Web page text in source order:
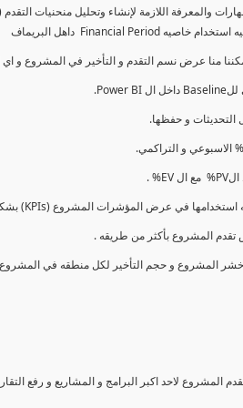
لاحد اكبر البرامج و المشاريع و رفع